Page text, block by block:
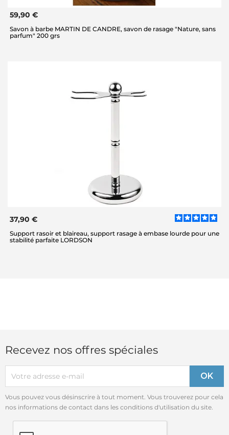
59,90 €
Savon à barbe MARTIN DE CANDRE, savon de rasage "Nature, sans
parfum" 200 grs
37,90 €
Support rasoir et blaireau, support rasage à embase lourde pour une
stabilité parfaite LORDSON
Recevez nos offres spéciales
Vous pouvez vous désinscrire à tout moment. Vous trouverez pour cela
nos informations de contact dans les conditions d'utilisation du site.